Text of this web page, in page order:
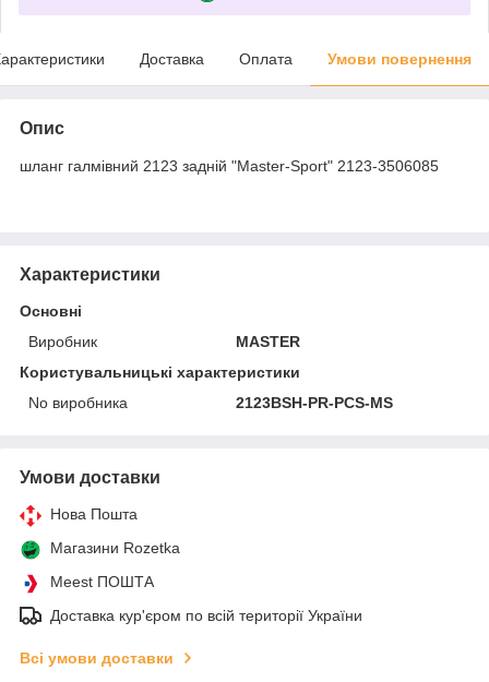
Доставка Оплата Умови повернення
Опис
шланг галмівний 2123 задній "Master-Sport" 2123-3506085
Характеристики
Основні
Виробник
MASTER
Користувальницькі характеристики
No виробника
2123BSH-PR-PCS-MS
Умови доставки
Нова Пошта
Магазини Rozetka
Meest ПОШТА
Доставка кур'єром по всій території України
Всі умови доставки